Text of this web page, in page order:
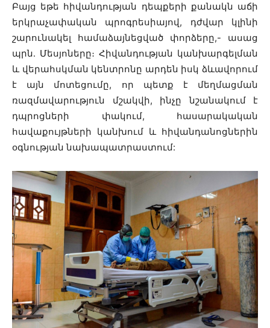
Բայց եթե հիվանդության դեպքերի քանակն աճի
երկրաչափական պրոգրեսիայով, դժվար կլինի
շարունակել համաձայնեցված փորձերը,- ասաց
պրն․ Մեսյոները։ Հիվանդության կանխարգելման
և վերահսկման կենտրոնը արդեն իսկ ձևավորում
է այն մոտեցումը, որ պետք է մեղմացման
ռազմավարություն մշակվի, ինչը նշանակում է
դպրոցների փակում, հասարակական
հավաքույթների կանխում և հիվանդանոցներին
օգնության նախապատրաստում: